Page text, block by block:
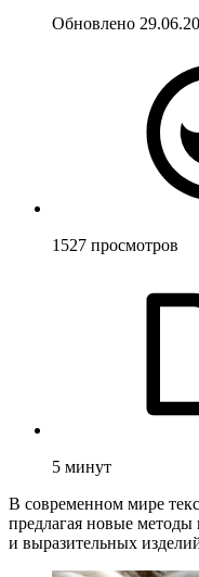
Обновлено
1527 просмотров
5 минут
В современном мире
предлагая новые
и выразительных